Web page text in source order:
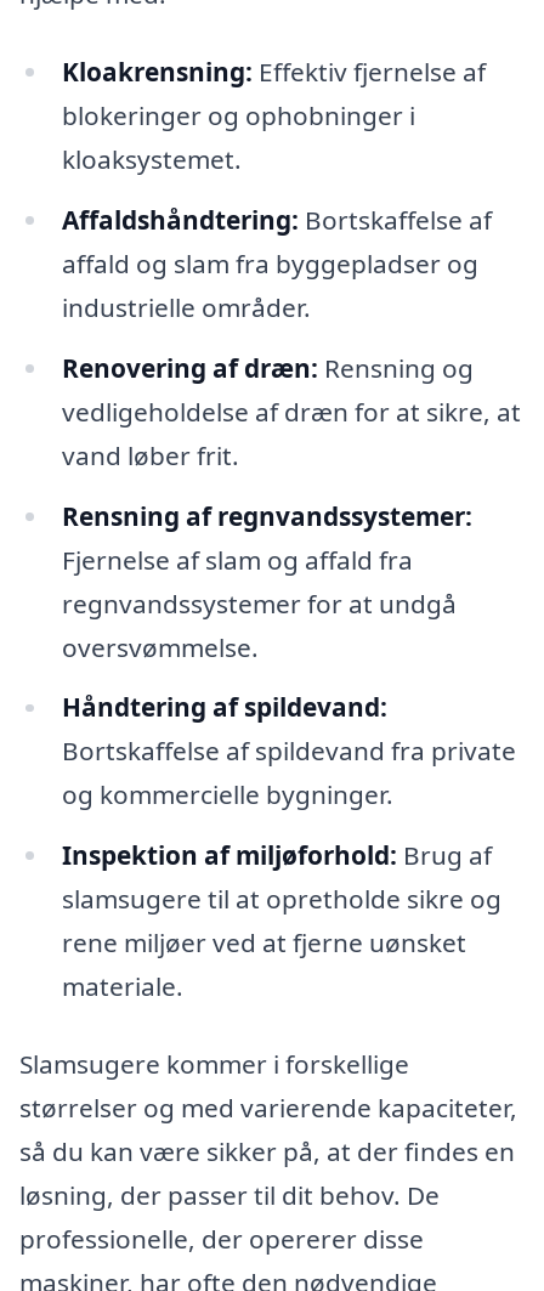
Kloakrensning: Effektiv fjernelse af
blokeringer og ophobninger i
kloaksystemet.
Affaldshåndtering: Bortskaffelse af
affald og slam fra byggepladser og
industrielle områder.
Renovering af dræn: Rensning og
vedligeholdelse af dræn for at sikre, at
vand løber frit.
Rensning af regnvandssystemer:
Fjernelse af slam og affald fra
regnvandssystemer for at undgå
oversvømmelse.
Håndtering af spildevand:
Bortskaffelse af spildevand fra private
og kommercielle bygninger.
Inspektion af miljøforhold: Brug af
slamsugere til at opretholde sikre og
rene miljøer ved at fjerne uønsket
materiale.
Slamsugere kommer i forskellige
størrelser og med varierende kapaciteter,
så du kan være sikker på, at der findes en
løsning, der passer til dit behov. De
professionelle, der opererer disse
maskiner, har ofte den nødvendige